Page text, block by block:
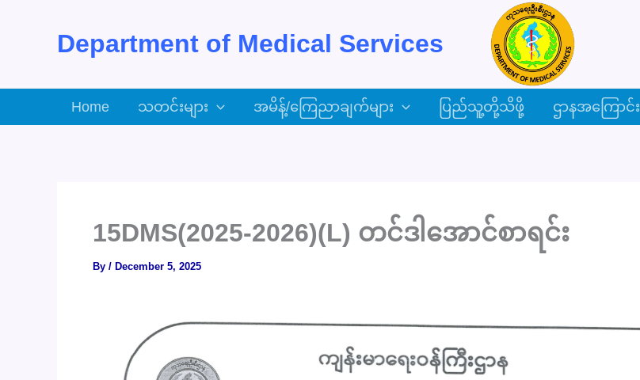
Department of Medical Services
Home သတင်းများ အမိန့်/ကြေညာချက်များ ပြည်သူ့တို့သိဖို့ ဌာနအကြောင်း
15DMS(2025-2026)(L) တင်ဒါအောင်စာရင်း
By / December 5, 2025